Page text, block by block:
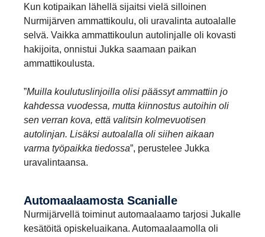
Kun kotipaikan lähellä sijaitsi vielä silloinen
Nurmijärven ammattikoulu, oli uravalinta autoalalle
selvä. Vaikka ammattikoulun autolinjalle oli kovasti
hakijoita, onnistui Jukka saamaan paikan
ammattikoulusta.
”Muilla koulutuslinjoilla olisi päässyt ammattiin jo
kahdessa vuodessa, mutta kiinnostus autoihin oli
sen verran kova, että valitsin kolmevuotisen
autolinjan. Lisäksi autoalalla oli siihen aikaan
varma työpaikka tiedossa”, perustelee Jukka
uravalintaansa.
Automaa­laa­mosta Scanialle
Nurmijärvellä toiminut automaalaamo tarjosi Jukalle
kesätöitä opiskeluaikana. Automaalaamolla oli